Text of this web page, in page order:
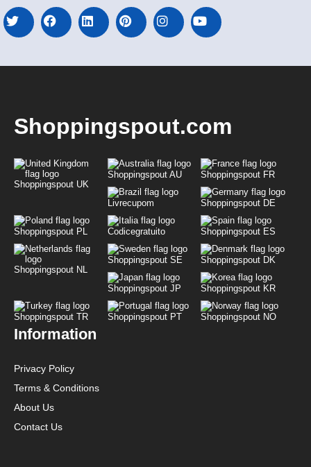
Shoppingspout.com
Shoppingspout UK
Shoppingspout AU Shoppingspout FR
Livrecupom Shoppingspout DE
Shoppingspout PL Codicegratuito Shoppingspout ES
Shoppingspout NL
Shoppingspout SE Shoppingspout DK
Shoppingspout JP Shoppingspout KR
Shoppingspout TR Shoppingspout PT Shoppingspout NO
Information
Privacy Policy
Terms & Conditions
About Us
Contact Us